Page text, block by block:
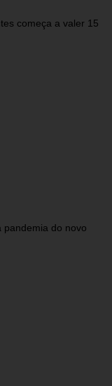
começa a valer 15
pandemia do novo